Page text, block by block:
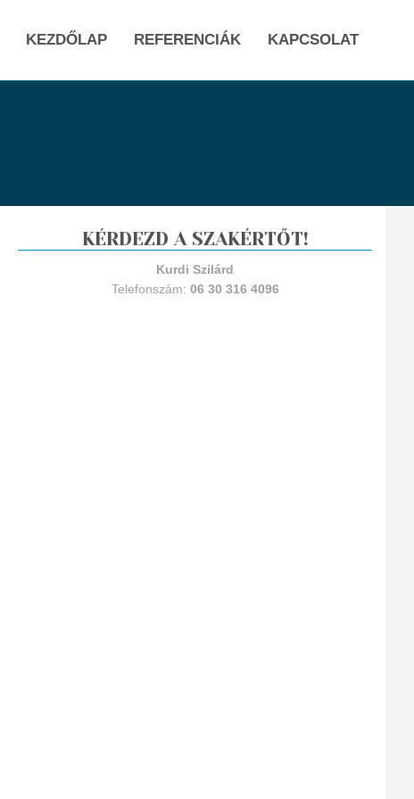
KEZDŐLAP REFERENCIÁK KAPCSOLAT
KÉRDEZD A SZAKÉRTŐT!
Kurdi Szilárd
Telefonszám: 06 30 316 4096